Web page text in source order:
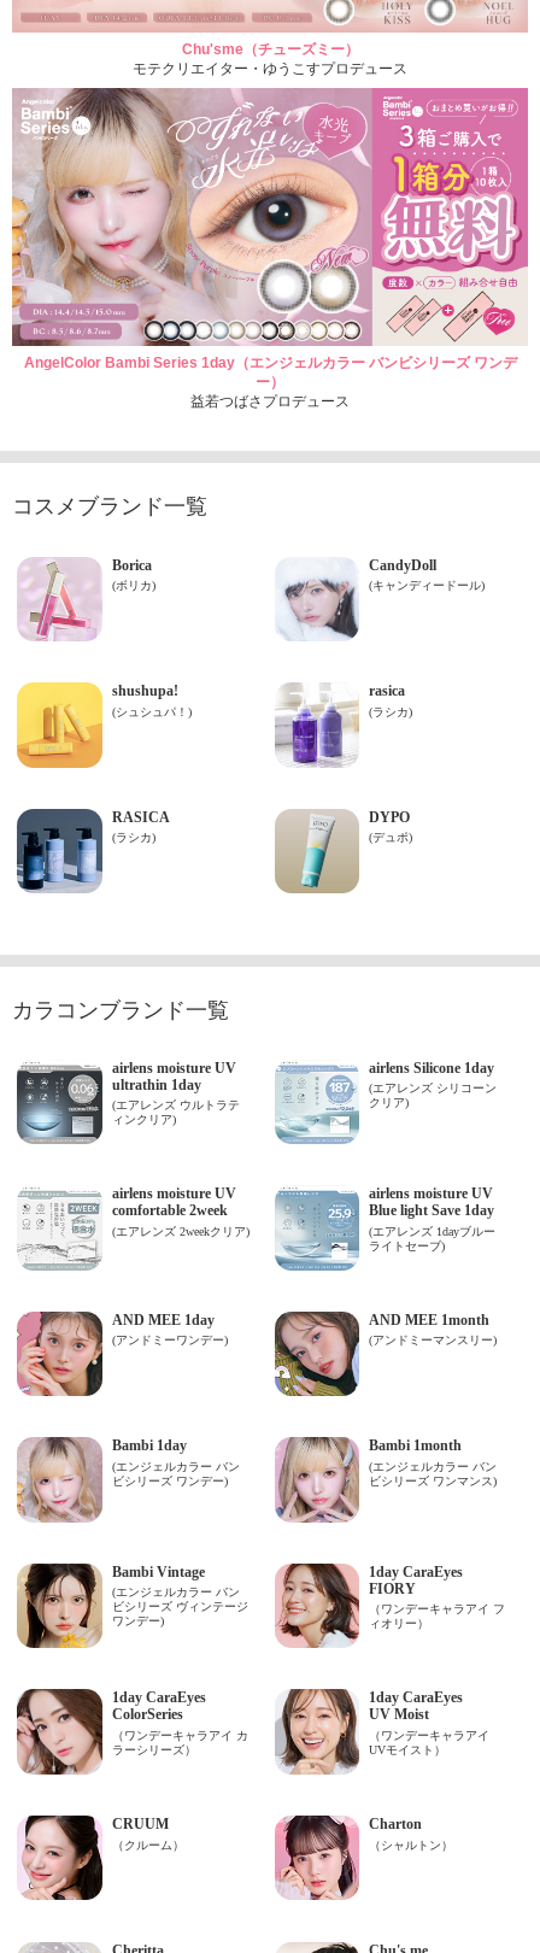
Chu'sme（チューズミー）
モテクリエイター・ゆうこすプロデュース
AngelColor Bambi Series 1day（エンジェルカラー バンビシリーズ ワンデ
ー）
益若つばさプロデュース
コスメブランド一覧
カラコンブランド一覧